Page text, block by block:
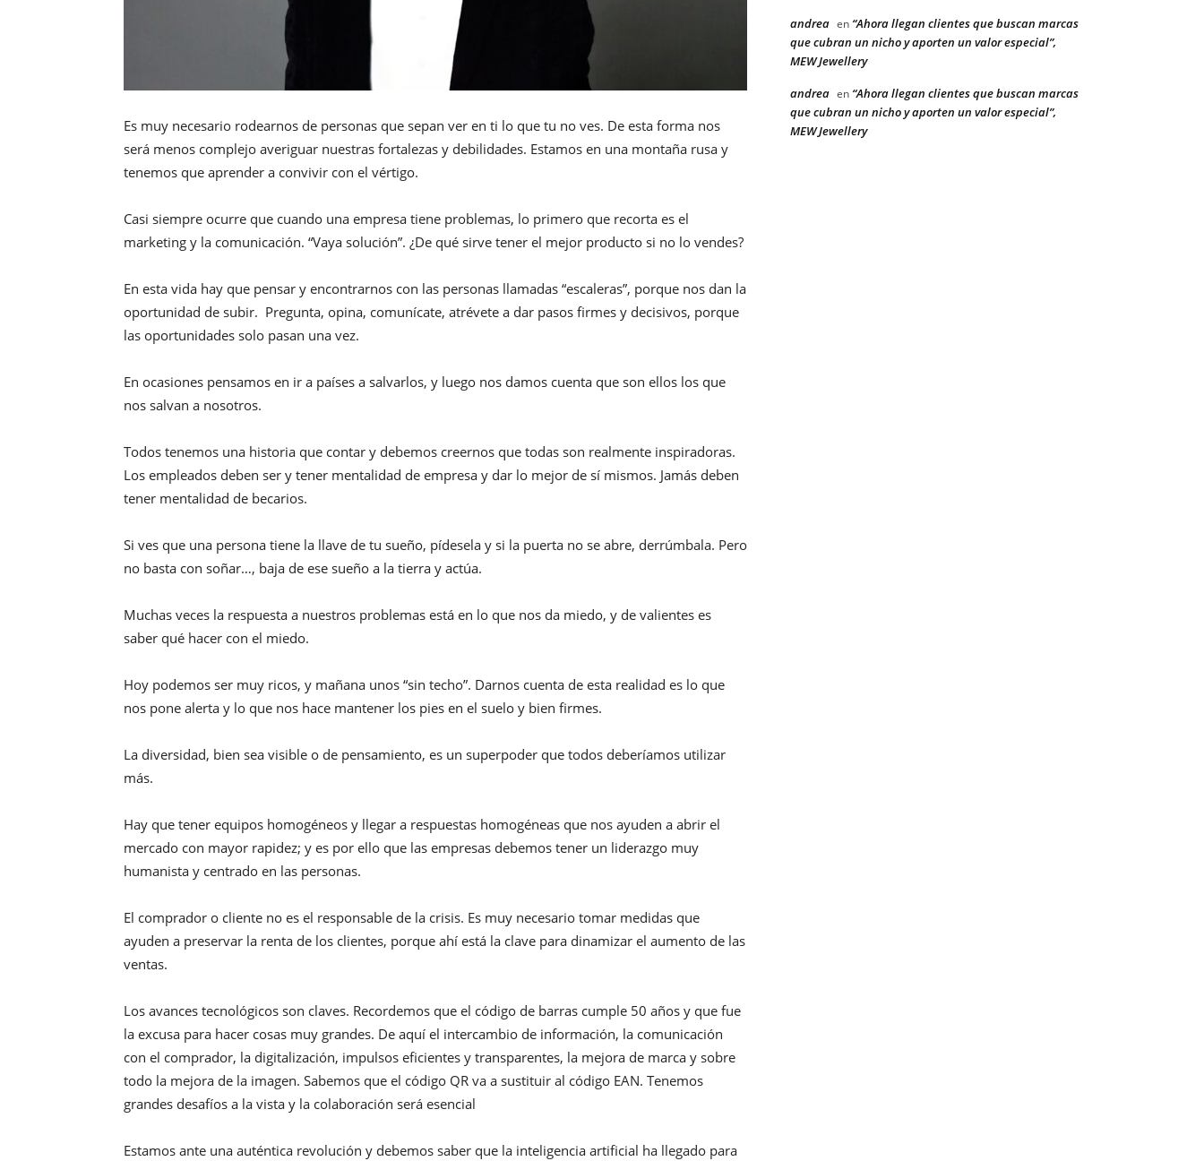
Es muy necesario rodearnos de personas que sepan ver en ti lo que tu no ves. De esta forma nos
será menos complejo averiguar nuestras fortalezas y debilidades. Estamos en una montaña rusa y
tenemos que aprender a convivir con el vértigo.
Casi siempre ocurre que cuando una empresa tiene problemas, lo primero que recorta es el
marketing y la comunicación. “Vaya solución”. ¿De qué sirve tener el mejor producto si no lo vendes?
En esta vida hay que pensar y encontrarnos con las personas llamadas “escaleras”, porque nos dan la
oportunidad de subir. Pregunta, opina, comunícate, atrévete a dar pasos firmes y decisivos, porque
las oportunidades solo pasan una vez.
En ocasiones pensamos en ir a países a salvarlos, y luego nos damos cuenta que son ellos los que
nos salvan a nosotros.
Todos tenemos una historia que contar y debemos creernos que todas son realmente inspiradoras.
Los empleados deben ser y tener mentalidad de empresa y dar lo mejor de sí mismos. Jamás deben
tener mentalidad de becarios.
Si ves que una persona tiene la llave de tu sueño, pídesela y si la puerta no se abre, derrúmbala. Pero
no basta con soñar…, baja de ese sueño a la tierra y actúa.
Muchas veces la respuesta a nuestros problemas está en lo que nos da miedo, y de valientes es
saber qué hacer con el miedo.
Hoy podemos ser muy ricos, y mañana unos “sin techo”. Darnos cuenta de esta realidad es lo que
nos pone alerta y lo que nos hace mantener los pies en el suelo y bien firmes.
La diversidad, bien sea visible o de pensamiento, es un superpoder que todos deberíamos utilizar
más.
Hay que tener equipos homogéneos y llegar a respuestas homogéneas que nos ayuden a abrir el
mercado con mayor rapidez; y es por ello que las empresas debemos tener un liderazgo muy
humanista y centrado en las personas.
El comprador o cliente no es el responsable de la crisis. Es muy necesario tomar medidas que
ayuden a preservar la renta de los clientes, porque ahí está la clave para dinamizar el aumento de las
ventas.
Los avances tecnológicos son claves. Recordemos que el código de barras cumple 50 años y que fue
la excusa para hacer cosas muy grandes. De aquí el intercambio de información, la comunicación
con el comprador, la digitalización, impulsos eficientes y transparentes, la mejora de marca y sobre
todo la mejora de la imagen. Sabemos que el código QR va a sustituir al código EAN. Tenemos
grandes desafíos a la vista y la colaboración será esencial
Estamos ante una auténtica revolución y debemos saber que la inteligencia artificial ha llegado para
andrea en “Ahora llegan clientes que buscan marcas
que cubran un nicho y aporten un valor especial”,
MEW Jewellery
andrea en “Ahora llegan clientes que buscan marcas
que cubran un nicho y aporten un valor especial”,
MEW Jewellery